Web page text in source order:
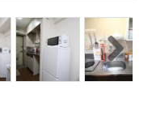
Next